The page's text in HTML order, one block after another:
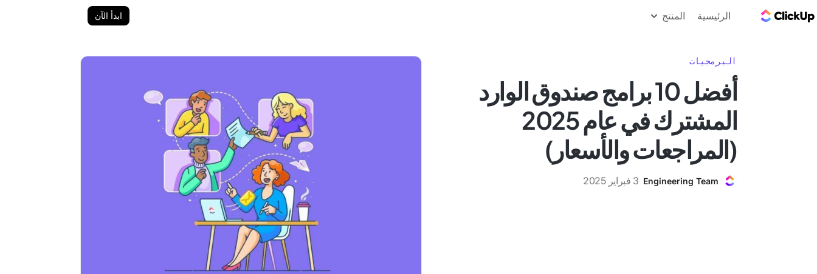
الرئيسية المنتج ابدأ الآن
البرمجيات
أفضل 10 برامج صندوق الوارد
المشترك في عام 2025
(المراجعات والأسعار)
Engineering Team 3 فبراير 2025